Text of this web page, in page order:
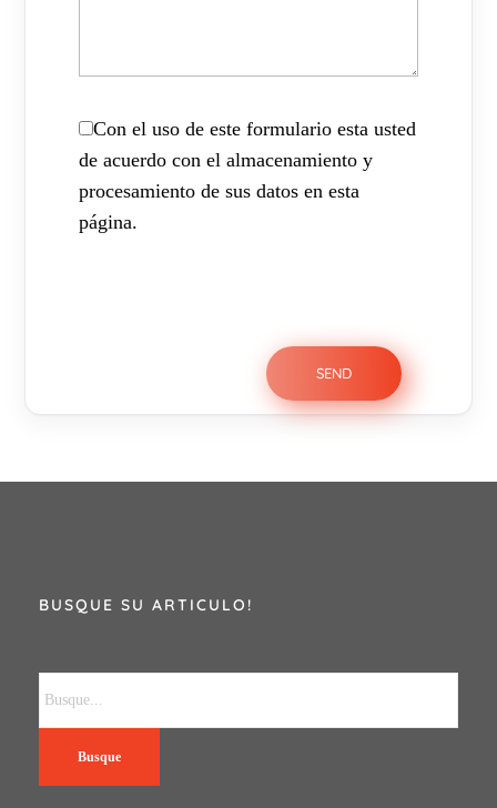
Con el uso de este formulario esta usted
de acuerdo con el almacenamiento y
procesamiento de sus datos en esta
página.
BUSQUE SU ARTICULO!
Busque